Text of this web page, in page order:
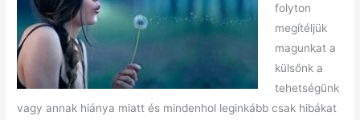
folyton
megítéljük
magunkat a
külsőnk a
tehetségünk
vagy annak hiánya miatt és mindenhol leginkább csak hibákat